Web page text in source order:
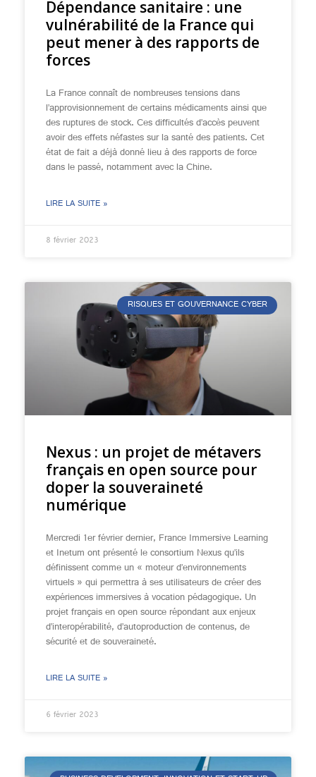
Dépendance sanitaire : une
vulnérabilité de la France qui
peut mener à des rapports de
forces
La France connaît de nombreuses tensions dans
l’approvisionnement de certains médicaments ainsi que
des ruptures de stock. Ces difficultés d’accès peuvent
avoir des effets néfastes sur la santé des patients. Cet
état de fait a déjà donné lieu à des rapports de force
dans le passé, notamment avec la Chine.
LIRE LA SUITE »
8 février 2023
RISQUES ET GOUVERNANCE CYBER
Nexus : un projet de métavers
français en open source pour
doper la souveraineté
numérique
Mercredi 1er février dernier, France Immersive Learning
et Inetum ont présenté le consortium Nexus qu’ils
définissent comme un « moteur d’environnements
virtuels » qui permettra à ses utilisateurs de créer des
expériences immersives à vocation pédagogique. Un
projet français en open source répondant aux enjeux
d’interopérabilité, d’autoproduction de contenus, de
sécurité et de souveraineté.
LIRE LA SUITE »
6 février 2023